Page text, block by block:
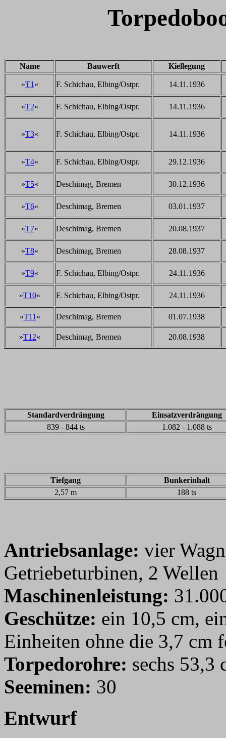
Name Bauwerft Kiellegung
»T1 « F. Schichau, Elbing/Ostpr. 14.11.1936
»T2« F. Schichau, Elbing/Ostpr. 14.11.1936
»T3« F. Schichau, Elbing/Ostpr. 14.11.1936
»T4« F. Schichau, Elbing/Ostpr. 29.12.1936
»T5« Deschimag, Bremen 30.12.1936
»T6« Deschimag, Bremen 03.01.1937
»T7« Deschimag, Bremen 20.08.1937
»T8« Deschimag, Bremen 28.08.1937
»T9« F. Schichau, Elbing/Ostpr. 24.11.1936
»T10« F. Schichau, Elbing/Ostpr. 24.11.1936
»T11 « Deschimag, Bremen 01.07.1938
»T12« Deschimag, Bremen 20.08.1938
Standardverdrängung
Einsatzverdrängung
839 - 844 ts
1.082 - 1.088 ts
Tiefgang
Bunkerinhalt
2,57 m
188 ts
Antriebsanlage: vier
Getriebeturbinen, 2 Wellen
Maschinenleistung:
Geschütze: ein 10,5 cm,
Einheiten ohne die 3,7 cm
Torpedorohre: sechs 53,3
Seeminen: 30
Entwurf